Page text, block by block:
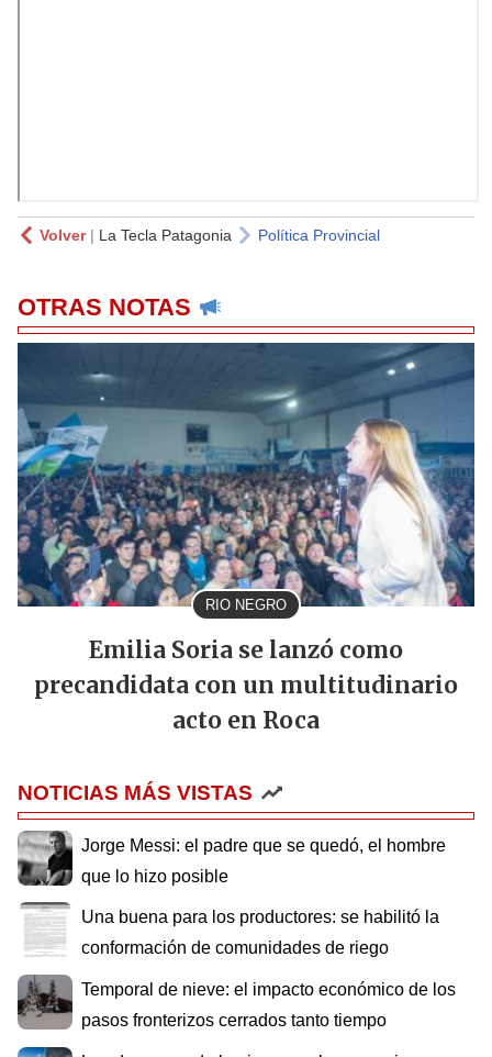
Volver| La Tecla Patagonia Política Provincial
OTRAS NOTAS
RIO NEGRO
Emilia Soria se lanzó como
precandidata con un multitudinario
acto en Roca
NOTICIAS MÁS VISTAS
Jorge Messi: el padre que se quedó, el hombre
que lo hizo posible
Una buena para los productores: se habilitó la
conformación de comunidades de riego
Temporal de nieve: el impacto económico de los
pasos fronterizos cerrados tanto tiempo